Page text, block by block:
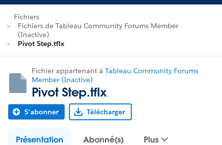
Fichiers
Fichiers de Tableau Community Forums Member
(Inactive)
Pivot Step.tflx
Fichier appartenant à Tableau Community Forums
Member (Inactive)
Pivot Step.tflx
S'abonner Télécharger
Présentation Abonné(s) Plus